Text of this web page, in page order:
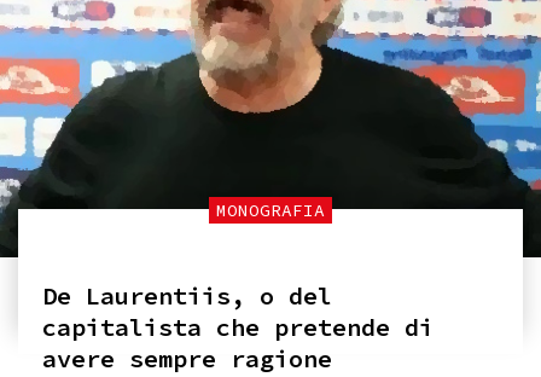
MONOGRAFIA
De Laurentiis, o del
capitalista che pretende di
avere sempre ragione